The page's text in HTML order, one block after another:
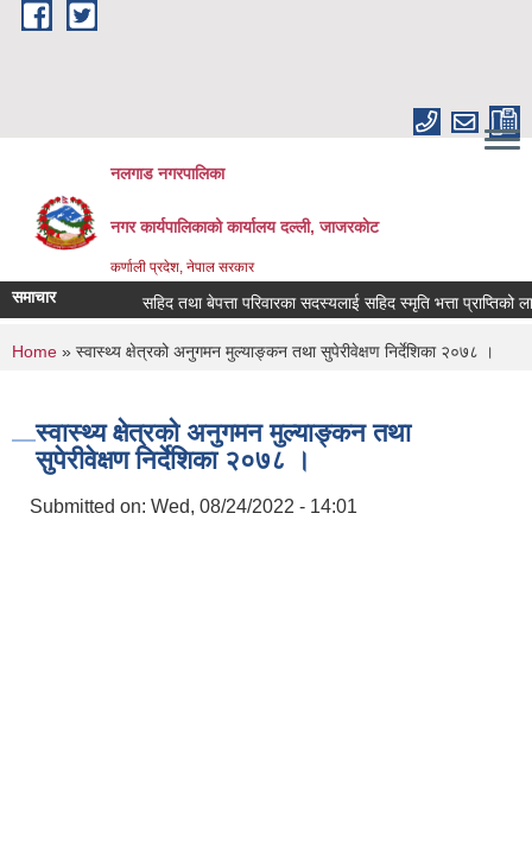
Skip to main content
नलगाड नगरपालिका
नगर कार्यपालिकाको कार्यालय दल्ली, जाजरकाेट
कर्णाली प्रदेश, नेपाल सरकार
समाचार सहिद तथा बेपत्ता परिवारका सदस्यलाई सहिद स्मृति भत्ता प्राप्तिको लागि
You are here
Home » स्वास्थ्य क्षेत्रको अनुगमन मुल्याङ्कन तथा सुपेरीवेक्षण निर्देशिका २०७८ ।
स्वास्थ्य क्षेत्रको अनुगमन मुल्याङ्कन तथा
सुपेरीवेक्षण निर्देशिका २०७८ ।
Submitted on: Wed, 08/24/2022 - 14:01